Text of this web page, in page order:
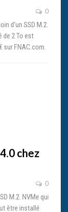
0
d'un SSD M.2.
de 2 To est
FNAC.com.
chez
0
M.2. NVMe qui
être installé